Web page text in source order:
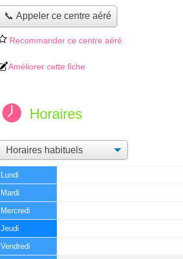
📞 Appeler ce centre aéré
Recommander ce centre aéré
Améliorer cette fiche
Horaires
Lundi
Mardi
Mercredi
Jeudi
Vendredi